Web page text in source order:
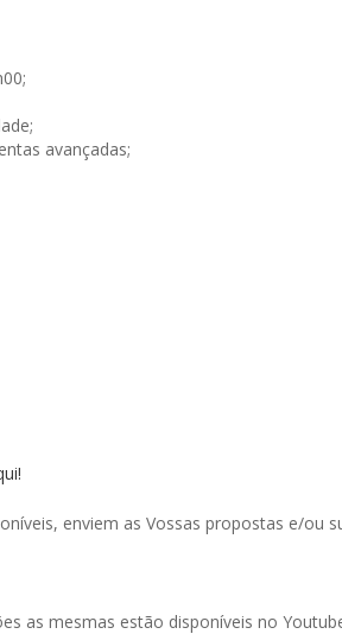
avançadas;
enviem as Vossas propostas e/ou
as mesmas estão disponíveis no